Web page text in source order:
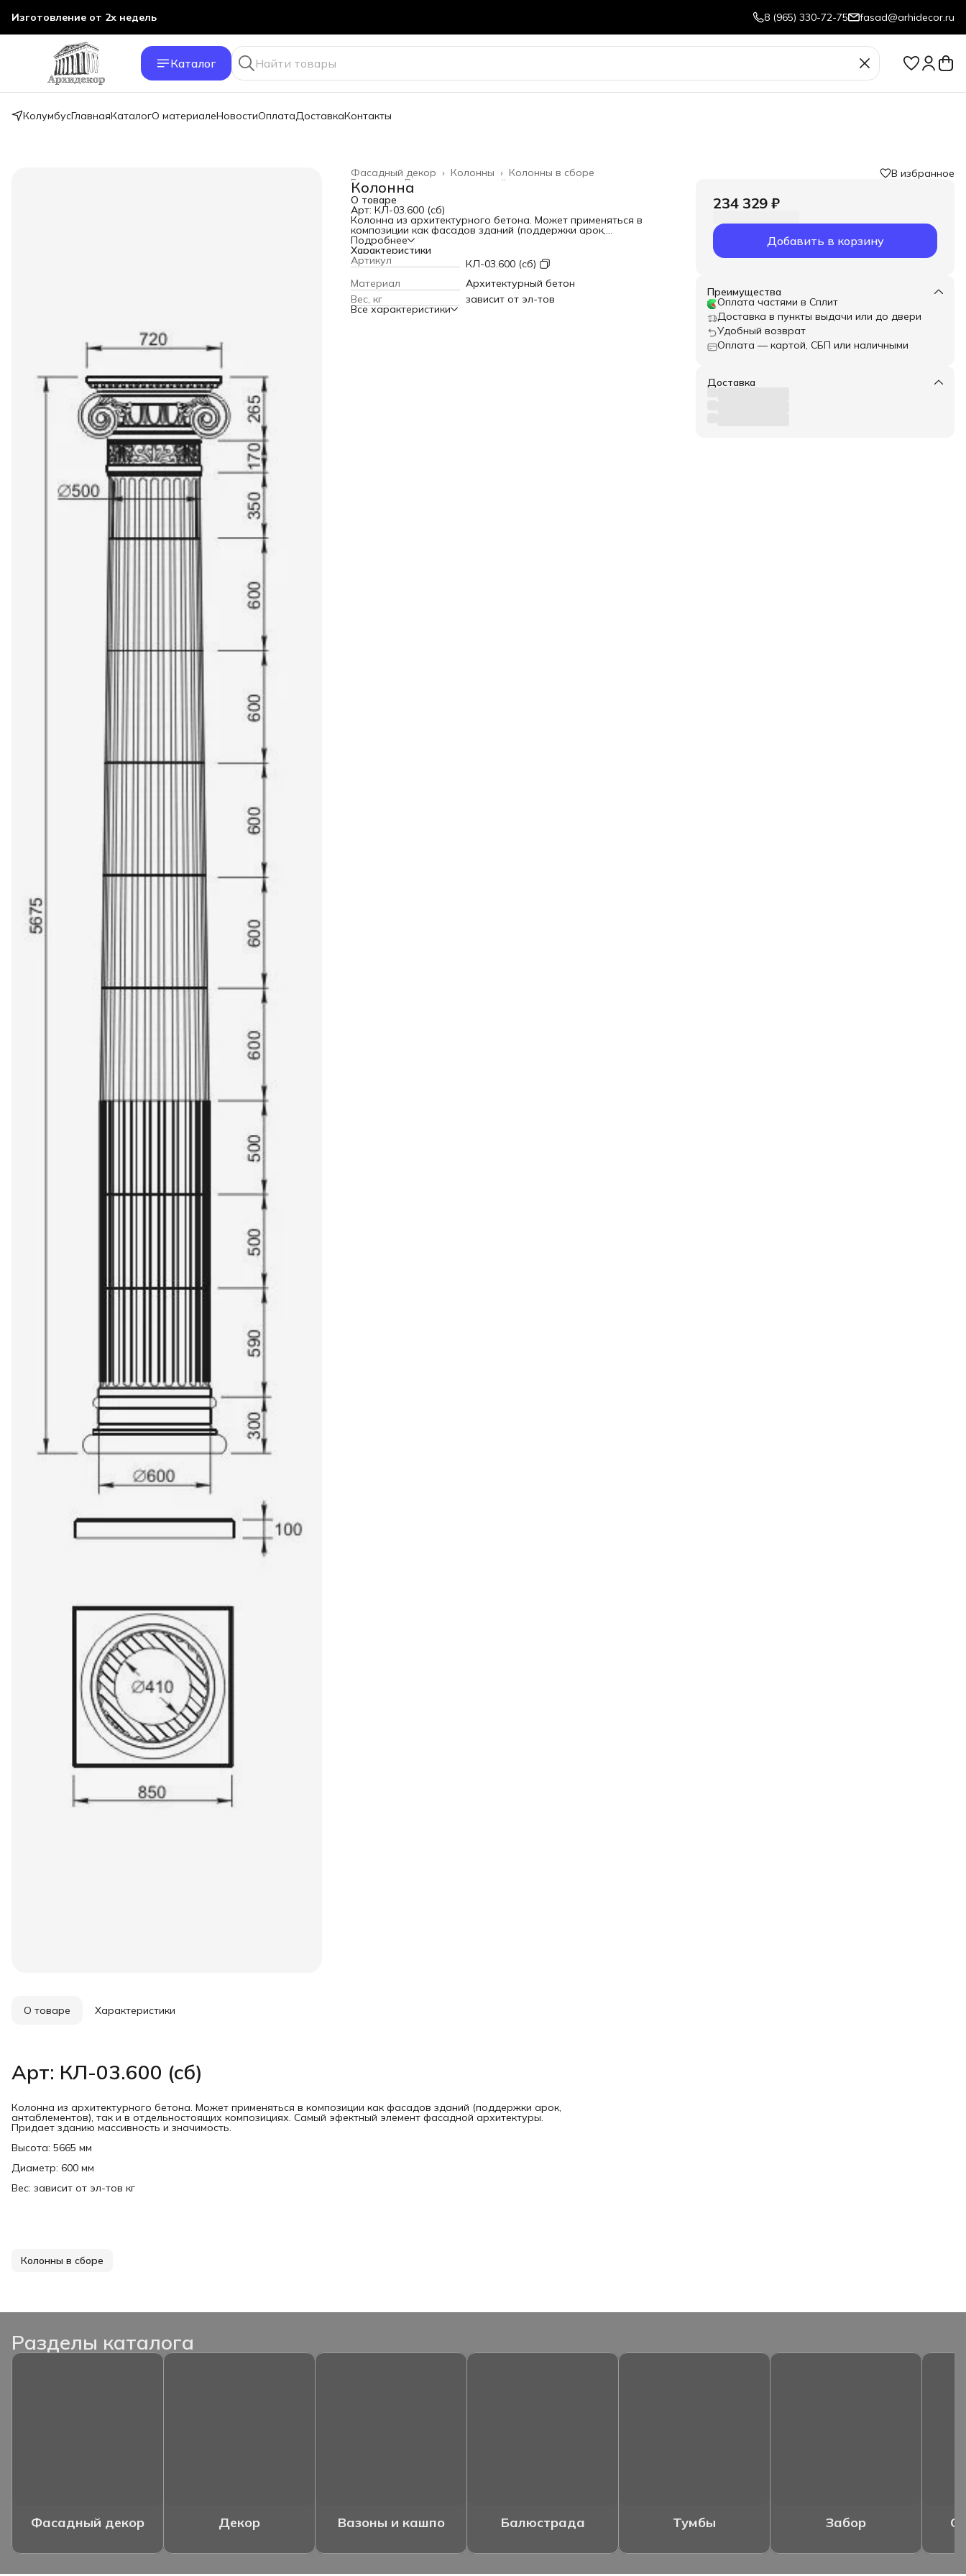
Изготовление от 2х недель 8 (965) 330-72-75 fasad@arhidecor.ru
Каталог
КолумбусГлавнаяКаталогО материалеНовостиОплатаДоставкаКонтакты
Колонны в сборе
Колонны ›
Фасадный декор ›
Весь архитектурный декор
Главная ›
Колонна
О товаре
Арт: КЛ-03.600 (сб)
Колонна из архитектурного бетона. Может применяться в
композиции как фасадов зданий (поддержки арок,
антаблементов), так и в отдельностоящих композициях. Самый
эфектный элемент фасадной архитектуры. Придает зданию
массивность и значимость.
Высота: 5665 мм
Диаметр: 600 мм
Вес: зависит от эл-тов кг
Подробнее
Характеристики
Артикул
КЛ-03.600 (сб)
Материал
Архитектурный бетон
Вес, кг
зависит от эл-тов
Все характеристики
В избранное
234 329 ₽
Добавить в корзину
Преимущества
Оплата частями в Сплит
Доставка в пункты выдачи или до двери
Удобный возврат
Оплата — картой, СБП или наличными
Доставка
О товаре Характеристики
Арт: КЛ-03.600 (сб)
Колонна из архитектурного бетона. Может применяться в композиции как фасадов зданий (поддержки арок,
антаблементов), так и в отдельностоящих композициях. Самый эфектный элемент фасадной архитектуры.
Придает зданию массивность и значимость.
Высота: 5665 мм
Диаметр: 600 мм
Вес: зависит от эл-тов кг
Колонны в сборе
Разделы каталога
Фасадный декор Декор Вазоны и кашпо Балюстрада Тумбы Забор